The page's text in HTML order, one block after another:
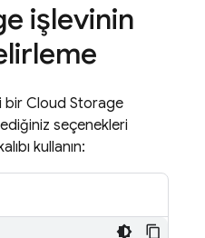
işlevinin
bir Cloud Storage
seçenekleri
kullanın: